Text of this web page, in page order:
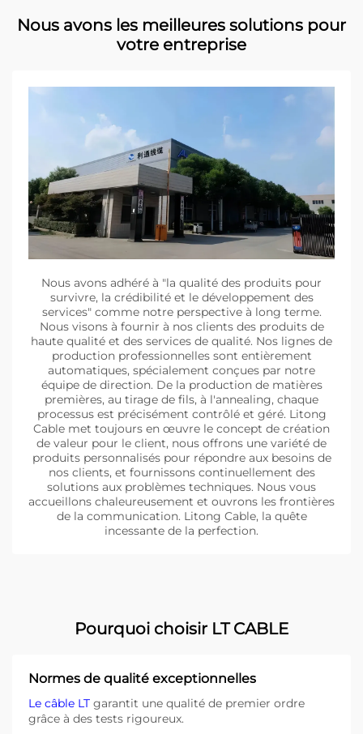
Nous avons les meilleures solutions pour
votre entreprise
Nous avons adhéré à "la qualité des produits pour
survivre, la crédibilité et le développement des
services" comme notre perspective à long terme.
Nous visons à fournir à nos clients des produits de
haute qualité et des services de qualité. Nos lignes de
production professionnelles sont entièrement
automatiques, spécialement conçues par notre
équipe de direction. De la production de matières
premières, au tirage de fils, à l'annealing, chaque
processus est précisément contrôlé et géré. Litong
Cable met toujours en œuvre le concept de création
de valeur pour le client, nous offrons une variété de
produits personnalisés pour répondre aux besoins de
nos clients, et fournissons continuellement des
solutions aux problèmes techniques. Nous vous
accueillons chaleureusement et ouvrons les frontières
de la communication. Litong Cable, la quête
incessante de la perfection.
Pourquoi choisir LT CABLE
Normes de qualité exceptionnelles
Le câble LT garantit une qualité de premier ordre
grâce à des tests rigoureux.